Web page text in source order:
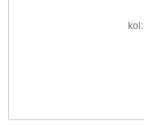
kol: